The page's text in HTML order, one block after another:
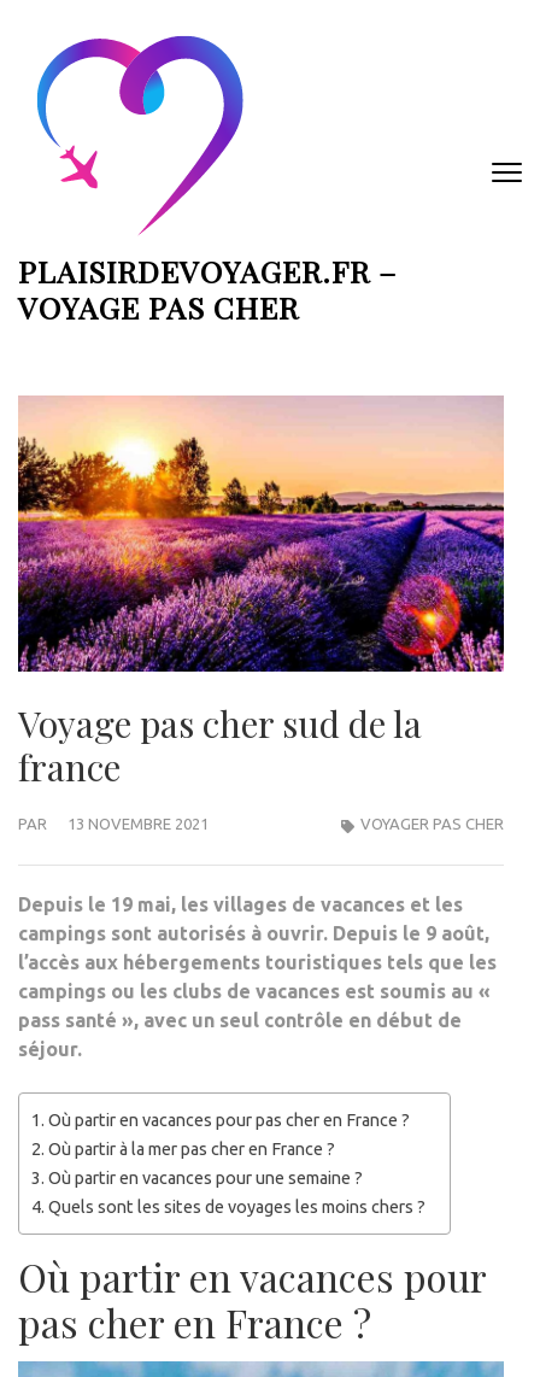
contenu
(Pressez
Entrée)
PLAISIRDEVOYAGER.FR –
VOYAGE PAS CHER
Voyage pas cher sud de la
france
PAR 13 NOVEMBRE 2021 VOYAGER PAS CHER
Depuis le 19 mai, les villages de vacances et les
campings sont autorisés à ouvrir. Depuis le 9 août,
l’accès aux hébergements touristiques tels que les
campings ou les clubs de vacances est soumis au «
pass santé », avec un seul contrôle en début de
séjour.
Où partir en vacances pour pas cher en France ?
Où partir à la mer pas cher en France ?
Où partir en vacances pour une semaine ?
Quels sont les sites de voyages les moins chers ?
Où partir en vacances pour
pas cher en France ?